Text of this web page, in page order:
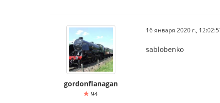
gordonflanagan
94
16 января 2020 г.,
sablobenko